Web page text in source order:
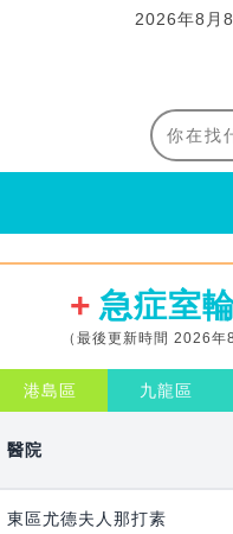
2026年8月
急症室
（最後更新時間 2026
港島區 九龍區
醫院
東區尤德夫人那打素